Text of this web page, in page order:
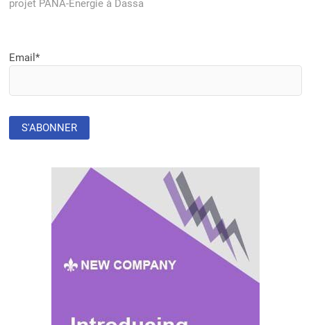
projet PANA-Energie à Dassa
Email*